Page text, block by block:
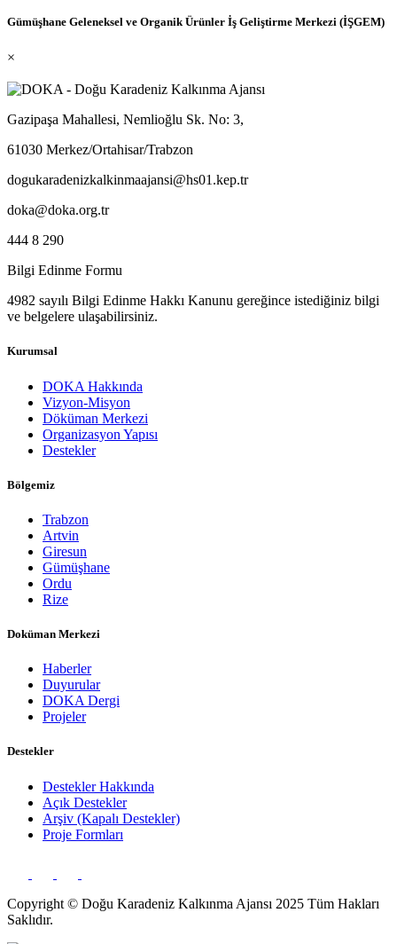
Gümüşhane Geleneksel ve Organik Ürünler İş Geliştirme Merkezi (İŞGEM)
×
Gazipaşa Mahallesi, Nemlioğlu Sk. No: 3,
61030 Merkez/Ortahisar/Trabzon
dogukaradenizkalkinmaajansi@hs01.kep.tr
doka@doka.org.tr
444 8 290
Bilgi Edinme Formu
4982 sayılı Bilgi Edinme Hakkı Kanunu gereğince istediğiniz bilgi
ve belgelere ulaşabilirsiniz.
Kurumsal
DOKA Hakkında
Vizyon-Misyon
Döküman Merkezi
Organizasyon Yapısı
Destekler
Bölgemiz
Trabzon
Artvin
Giresun
Gümüşhane
Ordu
Rize
Doküman Merkezi
Haberler
Duyurular
DOKA Dergi
Projeler
Destekler
Destekler Hakkında
Açık Destekler
Arşiv (Kapalı Destekler)
Proje Formları
Copyright © Doğu Karadeniz Kalkınma Ajansı 2025 Tüm Hakları
Saklıdır.